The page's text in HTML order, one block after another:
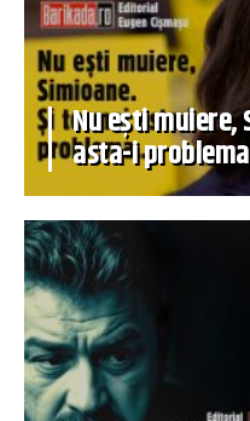
Nu ești muiere,
asta-i